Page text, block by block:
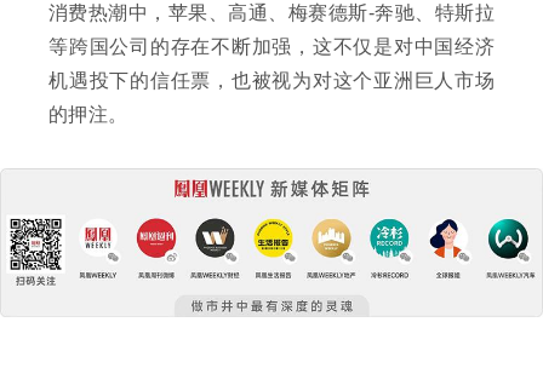
消费热潮中，苹果、高通、梅赛德斯-奔驰、特斯拉
等跨国公司的存在不断加强，这不仅是对中国经济
机遇投下的信任票，也被视为对这个亚洲巨人市场
的押注。